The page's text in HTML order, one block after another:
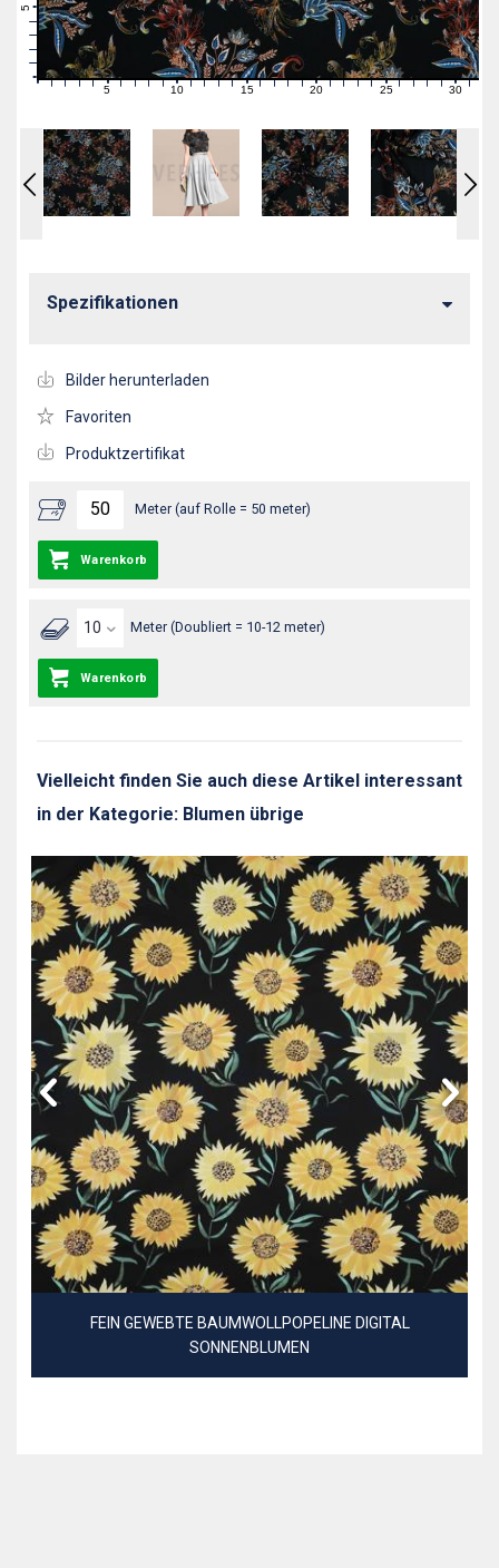
3
4
5
1 2 3 4 5 6 7 8910111213141516171819 212223242526272829 31
Meter (auf Rolle = 50 meter)
Warenkorb
Meter (Doubliert = 10-12 meter)
Warenkorb
Spezifikationen
Bilder herunterladen
Favoriten
Produktzertifikat
Vielleicht finden Sie auch diese Artikel interessant
in der Kategorie: Blumen übrige
FEIN GEWEBTE BAUMWOLLPOPELINE DIGITAL
SONNENBLUMEN